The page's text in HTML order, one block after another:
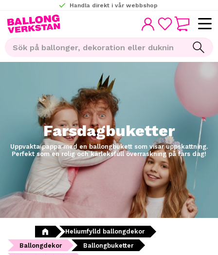
Meny
Handla direkt i vår webbshop
FAVORITER
KUNDVAGN
Heliumfylld ballongdekor
Ballongdekor
Ballongbuketter
Farsdagbuketter
Uppvakta pappa med en ballongbukett som visar uppskattning.
Perfekt som en rolig och kärleksfull överraskning på fars dag!